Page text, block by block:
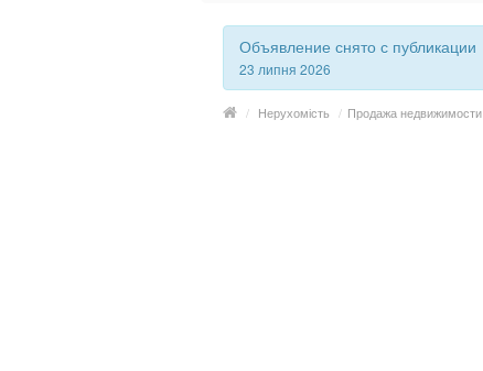
Объявление снято с публикации
23 липня 2026
/ Нерухомість / Продажа недвижимости